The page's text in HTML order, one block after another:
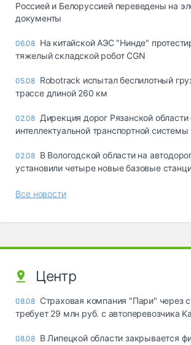
Россией и Белоруссией переведены на
документы
06.08 На китайской АЭС "Нинде"
тяжелый складской робот CGN
05.08 Robotrack испытал беспилотный
трассе длиной 260 км
02.08 Дирекция дорог Рязанской области
интеллектуальной транспортной системы
02.08 В Вологодской области на
установили четыре новые базовые
Все новости
Центр
08.08 Страховая компания "Пари" через
требует 29 млн руб. с автоперевозчика
08.08 В Липецкой области закрывается